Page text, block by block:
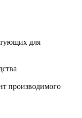
для
производимого